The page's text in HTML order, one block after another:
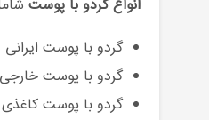
انواع گردو با پوست
گردو با پوست ایرانی
گردو با پوست خارجی
گردو با پوست کاغذی